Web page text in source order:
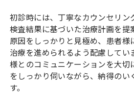
初診時には、丁寧なカウンセリン
検査結果に基づいた治療計画を提
原因をしっかりと見極め、患者様
治療を進められるよう配慮してい
様とのコミュニケーションを大切
をしっかり伺いながら、納得のい
す。